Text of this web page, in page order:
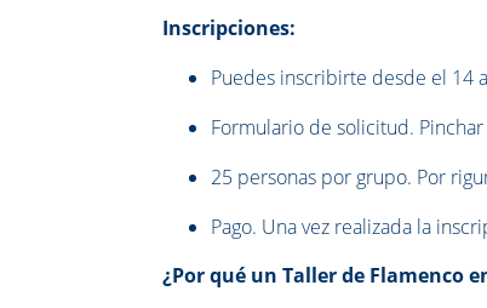
Inscripciones:
Puedes inscribirte desde el 14
Formulario de solicitud.
25 personas por grupo. Por
Pago. Una vez realizada la
¿Por qué un Taller de Flamenco